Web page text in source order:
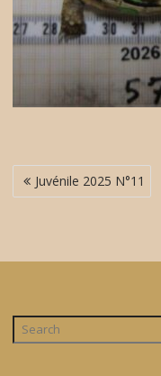
Navigation
de
Juvénile 2025 N°11